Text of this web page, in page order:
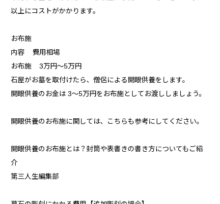
以上にコストがかかります。
お布施
内容 費用相場
お布施 3万円〜5万円
石屋がお墓を取付けたら、僧侶による開眼供養をします。
開眼供養のお金は 3～5万円をお布施としてお渡ししましょう。
開眼供養のお布施に関しては、こちらも参考にしてください。
開眼供養のお布施とは？封筒や表書きの書き方についてもご紹
介
第三人生編集部